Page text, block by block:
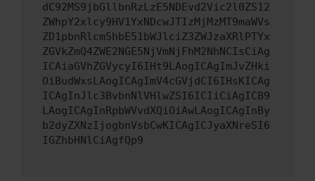
dC92MS9jbGllbnRzLzE5NDEvd2Vic2l0ZS12
ZWhpY2xlcy9HV1YxNDcwJTIzMjMzMT9maWVs
ZD1pbnRlcm5hbE51bWJlciZ3ZWJzaXRlPTYx
ZGVkZmQ4ZWE2NGE5NjVmNjFhM2NhNCIsCiAg
ICAiaGVhZGVycyI6IHt9LAogICAgImJvZHki
OiBudWxsLAogICAgImV4cGVjdCI6IHsKICAg
ICAgInJlc3BvbnNlVHlwZSI6ICIiCiAgICB9
LAogICAgInRpbWVvdXQiOiAwLAogICAgInBy
b2dyZXNzIjogbnVsbCwKICAgICJyaXNreSI6
IGZhbHNlCiAgfQp9